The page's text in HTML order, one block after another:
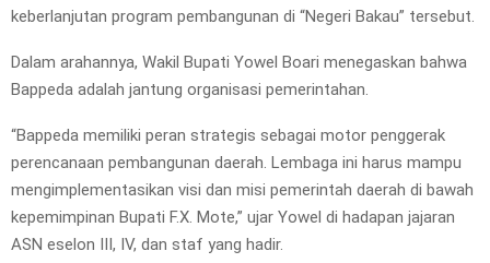
keberlanjutan program pembangunan di “Negeri Bakau” tersebut.
Dalam arahannya, Wakil Bupati Yowel Boari menegaskan bahwa
Bappeda adalah jantung organisasi pemerintahan.
“Bappeda memiliki peran strategis sebagai motor penggerak
perencanaan pembangunan daerah. Lembaga ini harus mampu
mengimplementasikan visi dan misi pemerintah daerah di bawah
kepemimpinan Bupati F.X. Mote,” ujar Yowel di hadapan jajaran
ASN eselon III, IV, dan staf yang hadir.